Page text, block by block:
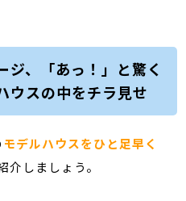
ジ、「あっ！」と驚く
ウスの中をチラ見せ
モデルハウスをひと足早く
介しましょう。